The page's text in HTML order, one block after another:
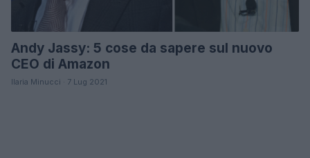
Andy Jassy: 5 cose da sapere sul nuovo
CEO di Amazon
Ilaria Minucci · 7 Lug 2021